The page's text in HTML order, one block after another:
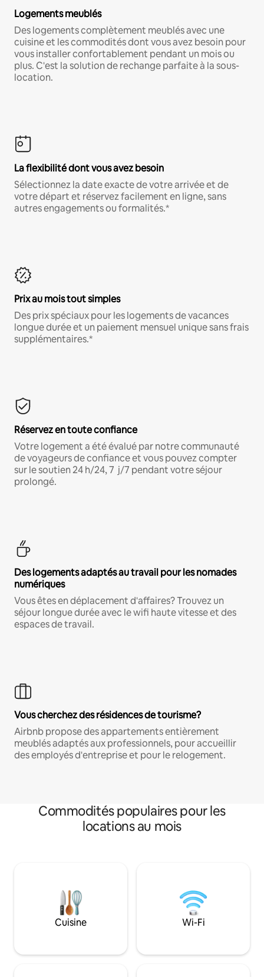
Logements meublés
Des logements complètement meublés avec une
cuisine et les commodités dont vous avez besoin pour
vous installer confortablement pendant un mois ou
plus. C'est la solution de rechange parfaite à la sous-
location.
La flexibilité dont vous avez besoin
Sélectionnez la date exacte de votre arrivée et de
votre départ et réservez facilement en ligne, sans
autres engagements ou formalités.*
Prix au mois tout simples
Des prix spéciaux pour les logements de vacances
longue durée et un paiement mensuel unique sans frais
supplémentaires.*
Réservez en toute confiance
Votre logement a été évalué par notre communauté
de voyageurs de confiance et vous pouvez compter
sur le soutien 24 h/24, 7 j/7 pendant votre séjour
prolongé.
Des logements adaptés au travail pour les nomades
numériques
Vous êtes en déplacement d'affaires? Trouvez un
séjour longue durée avec le wifi haute vitesse et des
espaces de travail.
Vous cherchez des résidences de tourisme?
Airbnb propose des appartements entièrement
meublés adaptés aux professionnels, pour accueillir
des employés d'entreprise et pour le relogement.
Commodités populaires pour les
locations au mois
Cuisine Wi-Fi